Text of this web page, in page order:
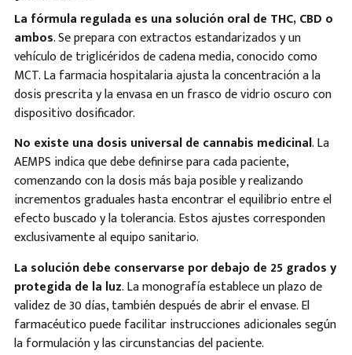
La fórmula regulada es una solución oral de THC, CBD o
ambos. Se prepara con extractos estandarizados y un
vehículo de triglicéridos de cadena media, conocido como
MCT. La farmacia hospitalaria ajusta la concentración a la
dosis prescrita y la envasa en un frasco de vidrio oscuro con
dispositivo dosificador.
No existe una dosis universal de cannabis medicinal. La
AEMPS indica que debe definirse para cada paciente,
comenzando con la dosis más baja posible y realizando
incrementos graduales hasta encontrar el equilibrio entre el
efecto buscado y la tolerancia. Estos ajustes corresponden
exclusivamente al equipo sanitario.
La solución debe conservarse por debajo de 25 grados y
protegida de la luz. La monografía establece un plazo de
validez de 30 días, también después de abrir el envase. El
farmacéutico puede facilitar instrucciones adicionales según
la formulación y las circunstancias del paciente.